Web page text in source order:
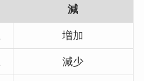
減
増加
減少